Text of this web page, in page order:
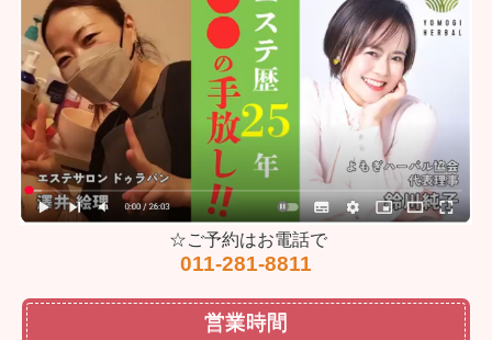
☆ご予約はお電話で
011-281-8811
営業時間